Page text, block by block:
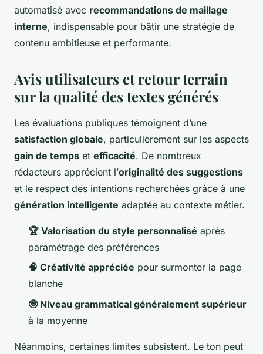
automatisé avec recommandations de maillage
interne, indispensable pour bâtir une stratégie de
contenu ambitieuse et performante.
Avis utilisateurs et retour terrain
sur la qualité des textes générés
Les évaluations publiques témoignent d’une
satisfaction globale, particulièrement sur les aspects
gain de temps et efficacité. De nombreux
rédacteurs apprécient l’originalité des suggestions
et le respect des intentions recherchées grâce à une
génération intelligente adaptée au contexte métier.
🏆 Valorisation du style personnalisé après
paramétrage des préférences
🧠 Créativité appréciée pour surmonter la page
blanche
🤓 Niveau grammatical généralement supérieur
à la moyenne
Néanmoins, certaines limites subsistent. Le ton peut